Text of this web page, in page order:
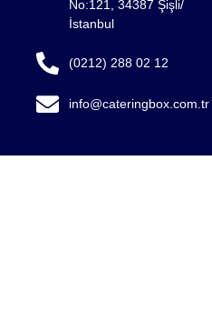
markanızın prestijini de
Profesyonel ekipler
catering organizasyonu,
sürecine kadar tüm
Bahçelievler yemek
No:121, 34387 Şişli/
İstanbul
(0212) 288 02 12
info@cateringbox.com.tr